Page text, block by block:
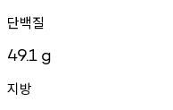
단백질
49.1 g
지방